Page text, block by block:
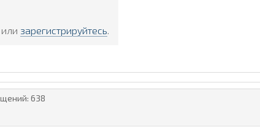
или зарегистрируйтесь.
638